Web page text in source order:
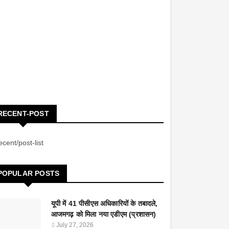
POST
post-list
POSTS
यूपी में 41 पीसीएस अधिकारियों के तबादले,
आजमगढ़ को मिला नया एडीएम (प्रशासन)
July 27, 2026